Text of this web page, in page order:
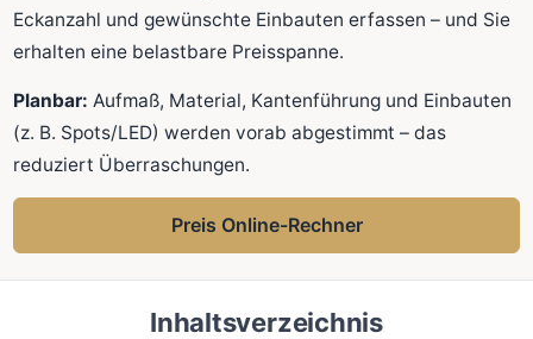
Eckanzahl und gewünschte Einbauten erfassen – und Sie
erhalten eine belastbare Preisspanne.
Planbar: Aufmaß, Material, Kantenführung und Einbauten
(z. B. Spots/LED) werden vorab abgestimmt – das
reduziert Überraschungen.
Preis Online-Rechner
Inhaltsverzeichnis